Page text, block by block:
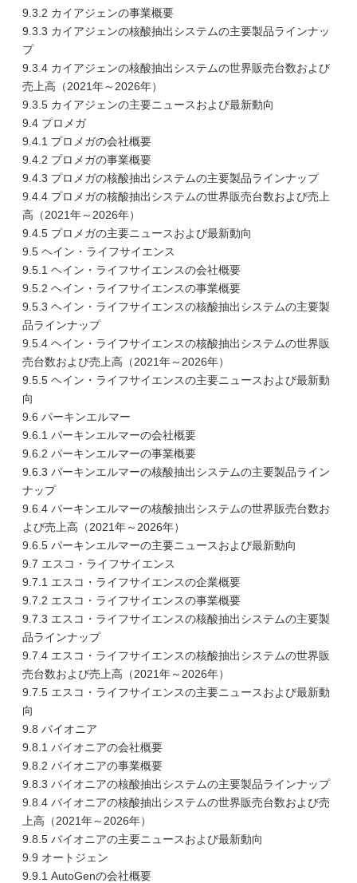
9.3.2 カイアジェンの事業概要
9.3.3 カイアジェンの核酸抽出システムの主要製品ラインナッ
プ
9.3.4 カイアジェンの核酸抽出システムの世界販売台数および
売上高（2021年～2026年）
9.3.5 カイアジェンの主要ニュースおよび最新動向
9.4 プロメガ
9.4.1 プロメガの会社概要
9.4.2 プロメガの事業概要
9.4.3 プロメガの核酸抽出システムの主要製品ラインナップ
9.4.4 プロメガの核酸抽出システムの世界販売台数および売上
高（2021年～2026年）
9.4.5 プロメガの主要ニュースおよび最新動向
9.5 ヘイン・ライフサイエンス
9.5.1 ヘイン・ライフサイエンスの会社概要
9.5.2 ヘイン・ライフサイエンスの事業概要
9.5.3 ヘイン・ライフサイエンスの核酸抽出システムの主要製
品ラインナップ
9.5.4 ヘイン・ライフサイエンスの核酸抽出システムの世界販
売台数および売上高（2021年～2026年）
9.5.5 ヘイン・ライフサイエンスの主要ニュースおよび最新動
向
9.6 パーキンエルマー
9.6.1 パーキンエルマーの会社概要
9.6.2 パーキンエルマーの事業概要
9.6.3 パーキンエルマーの核酸抽出システムの主要製品ライン
ナップ
9.6.4 パーキンエルマーの核酸抽出システムの世界販売台数お
よび売上高（2021年～2026年）
9.6.5 パーキンエルマーの主要ニュースおよび最新動向
9.7 エスコ・ライフサイエンス
9.7.1 エスコ・ライフサイエンスの企業概要
9.7.2 エスコ・ライフサイエンスの事業概要
9.7.3 エスコ・ライフサイエンスの核酸抽出システムの主要製
品ラインナップ
9.7.4 エスコ・ライフサイエンスの核酸抽出システムの世界販
売台数および売上高（2021年～2026年）
9.7.5 エスコ・ライフサイエンスの主要ニュースおよび最新動
向
9.8 バイオニア
9.8.1 バイオニアの会社概要
9.8.2 バイオニアの事業概要
9.8.3 バイオニアの核酸抽出システムの主要製品ラインナップ
9.8.4 バイオニアの核酸抽出システムの世界販売台数および売
上高（2021年～2026年）
9.8.5 バイオニアの主要ニュースおよび最新動向
9.9 オートジェン
9.9.1 AutoGenの会社概要